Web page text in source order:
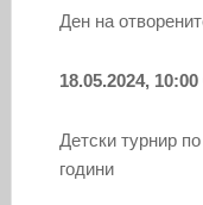
Ден на
18.05.2024,
Детски турнир